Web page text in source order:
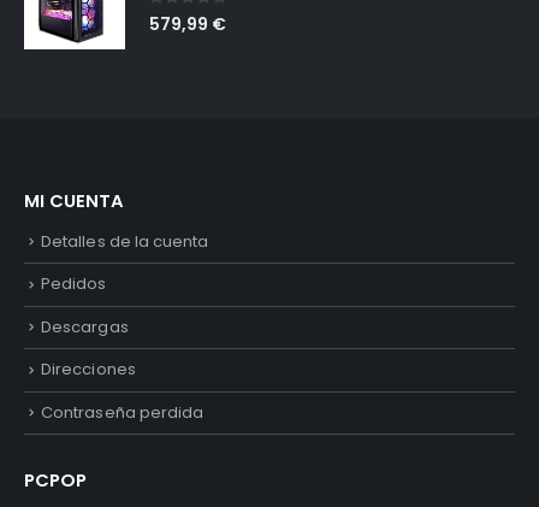
0out of 5
579,99 €
MI CUENTA
Detalles de la cuenta
Pedidos
Descargas
Direcciones
Contraseña perdida
PCPOP